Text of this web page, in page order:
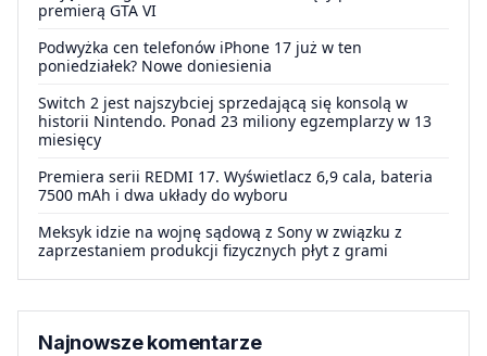
premierą GTA VI
Podwyżka cen telefonów iPhone 17 już w ten
poniedziałek? Nowe doniesienia
Switch 2 jest najszybciej sprzedającą się konsolą w
historii Nintendo. Ponad 23 miliony egzemplarzy w 13
miesięcy
Premiera serii REDMI 17. Wyświetlacz 6,9 cala, bateria
7500 mAh i dwa układy do wyboru
Meksyk idzie na wojnę sądową z Sony w związku z
zaprzestaniem produkcji fizycznych płyt z grami
Najnowsze komentarze